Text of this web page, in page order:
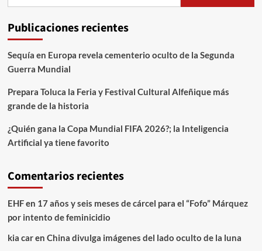
Publicaciones recientes
Sequía en Europa revela cementerio oculto de la Segunda
Guerra Mundial
Prepara Toluca la Feria y Festival Cultural Alfeñique más
grande de la historia
¿Quién gana la Copa Mundial FIFA 2026?; la Inteligencia
Artificial ya tiene favorito
Comentarios recientes
EHFen 17 años y seis meses de cárcel para el “Fofo” Márquez
por intento de feminicidio
kia caren China divulga imágenes del lado oculto de la luna